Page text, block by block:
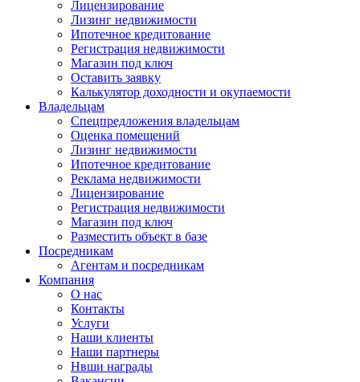
Лицензирование
Лизинг недвижимости
Ипотечное кредитование
Регистрация недвижимости
Магазин под ключ
Оставить заявку
Калькулятор доходности и окупаемости
Владельцам
Спецпредложения владельцам
Оценка помещений
Лизинг недвижимости
Ипотечное кредитование
Реклама недвижимости
Лицензирование
Регистрация недвижимости
Магазин под ключ
Разместить объект в базе
Посредникам
Агентам и посредникам
Компания
О нас
Контакты
Услуги
Наши клиенты
Наши партнеры
Нвши награды